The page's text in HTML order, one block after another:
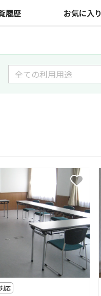
履歴 お気に入り
応